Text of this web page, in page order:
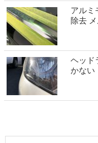
アルミ
除去
ヘッド
かない